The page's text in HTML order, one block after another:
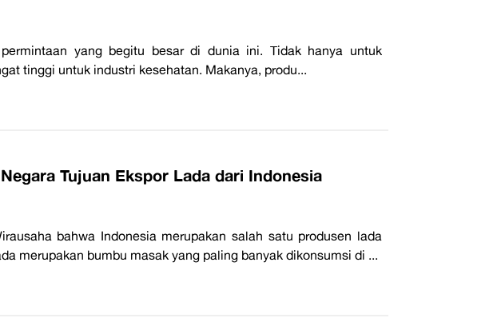
yang begitu besar di dunia ini. Tidak hanya untuk
tinggi untuk industri kesehatan. Makanya, produ...
Tujuan Ekspor Lada dari Indonesia
bahwa Indonesia merupakan salah satu produsen lada
merupakan bumbu masak yang paling banyak dikonsumsi di ...